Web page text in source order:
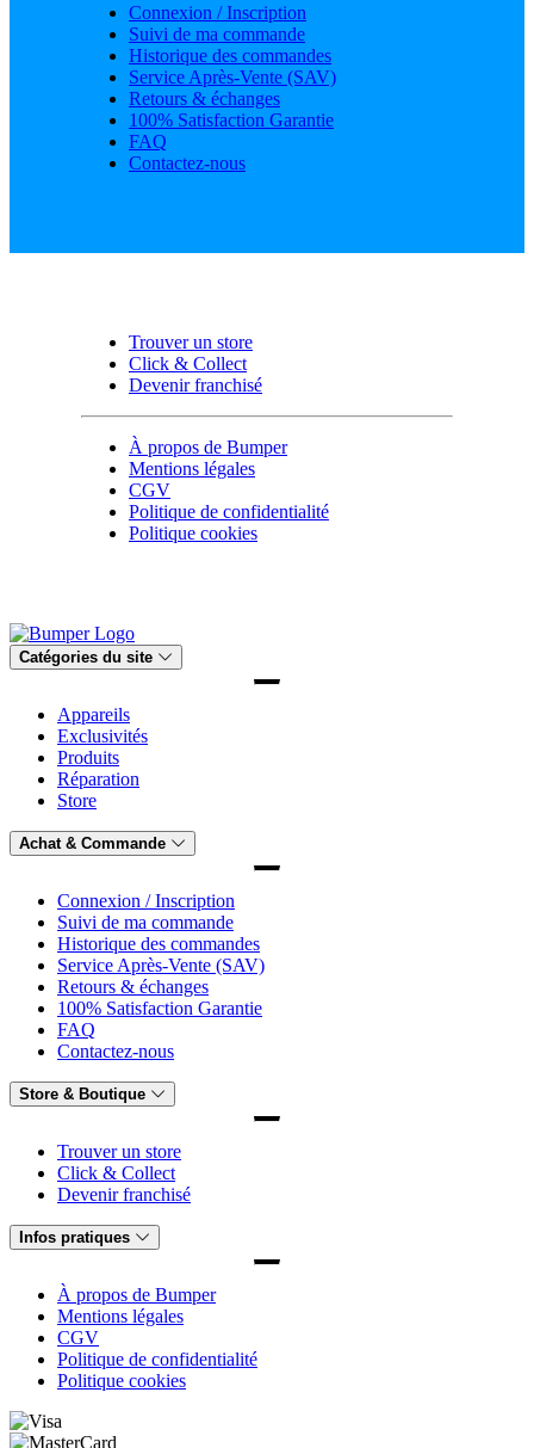
Connexion / Inscription
Suivi de ma commande
Historique des commandes
Service Après-Vente (SAV)
Retours & échanges
100% Satisfaction Garantie
FAQ
Contactez-nous
Trouver un store
Click & Collect
Devenir franchisé
À propos de Bumper
Mentions légales
CGV
Politique de confidentialité
Politique cookies
Catégories du site
Appareils
Exclusivités
Produits
Réparation
Store
Achat & Commande
Connexion / Inscription
Suivi de ma commande
Historique des commandes
Service Après-Vente (SAV)
Retours & échanges
100% Satisfaction Garantie
FAQ
Contactez-nous
Store & Boutique
Trouver un store
Click & Collect
Devenir franchisé
Infos pratiques
À propos de Bumper
Mentions légales
CGV
Politique de confidentialité
Politique cookies